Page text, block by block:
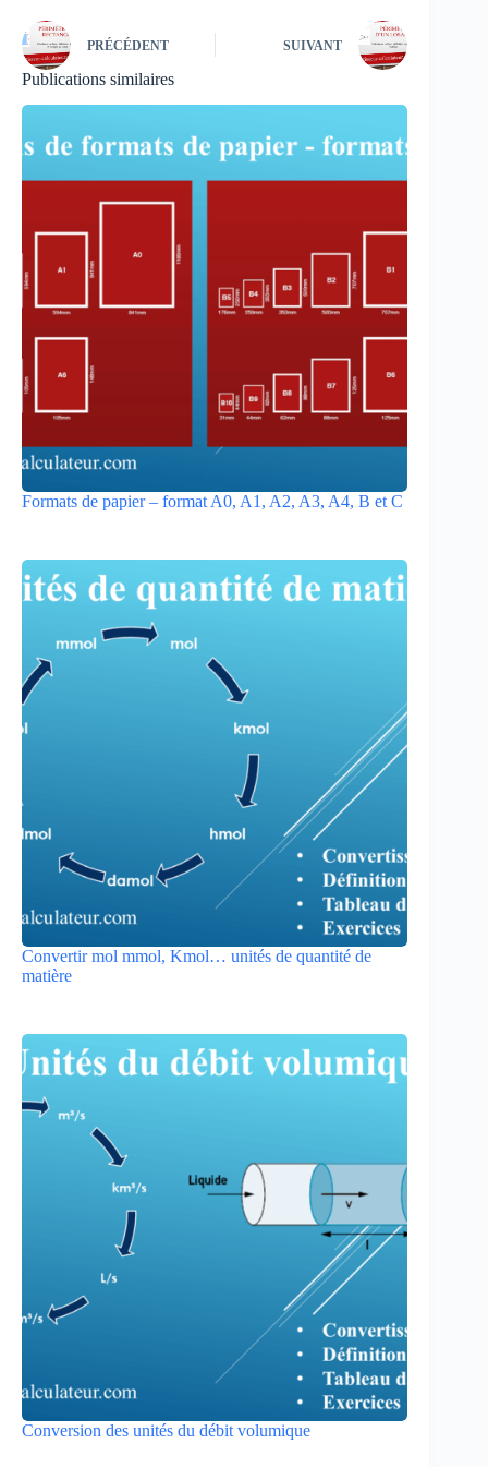
PRÉCÉDENT SUIVANT
Publications similaires
Formats de papier – format A0, A1, A2, A3, A4, B et C
Convertir mol mmol, Kmol… unités de quantité de
matière
Conversion des unités du débit volumique